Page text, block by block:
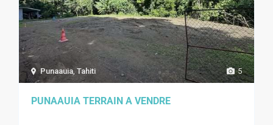
5
Punaauia,Tahiti
PUNAAUIA TERRAIN A VENDRE